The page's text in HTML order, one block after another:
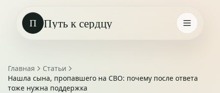
П Путь к сердцу
Главная
Статьи
Нашла сына, пропавшего на СВО: почему после ответа
тоже нужна поддержка